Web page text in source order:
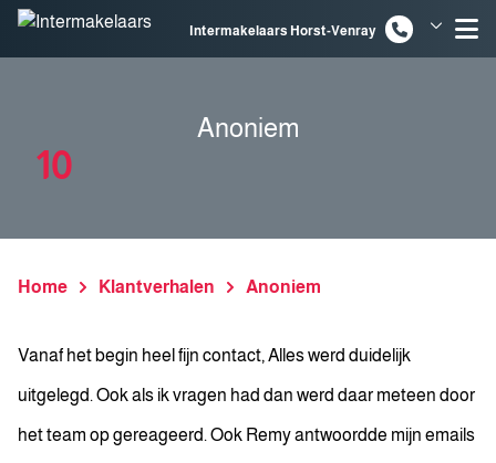
Spring naar inhoud
Intermakelaars Horst-Venray
Anoniem
10
Home Klantverhalen Anoniem
Vanaf het begin heel fijn contact, Alles werd duidelijk
uitgelegd. Ook als ik vragen had dan werd daar meteen door
het team op gereageerd. Ook Remy antwoordde mijn emails